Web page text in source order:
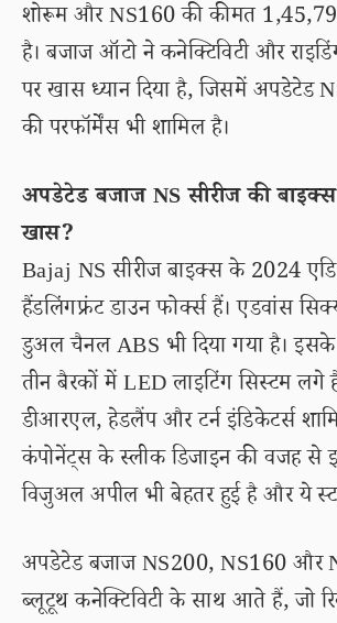
शोरूम और NS160 की कीमत
है। बजाज ऑटो ने कनेक्टिविटी और
पर खास ध्यान दिया है, जिसमें अपडेटेड
की परफॉर्मेंस भी शामिल है।
अपडेटेड बजाज NS सीरीज की
खास?
Bajaj NS सीरीज बाइक्स के 2024
हैंडलिंगफ्रंट डाउन फोर्क्स हैं। एडवांस
डुअल चैनल ABS भी दिया गया है।
तीन बैरकों में LED लाइटिंग सिस्टम लगे
डीआरएल, हेडलैंप और टर्न इंडिकेटर्स
कंपोनेंट्स के स्लीक डिजाइन की वजह से
विजुअल अपील भी बेहतर हुई है और ये
अपडेटेड बजाज NS200, NS160 और
ब्लूटूथ कनेक्टिविटी के साथ आते हैं, जो